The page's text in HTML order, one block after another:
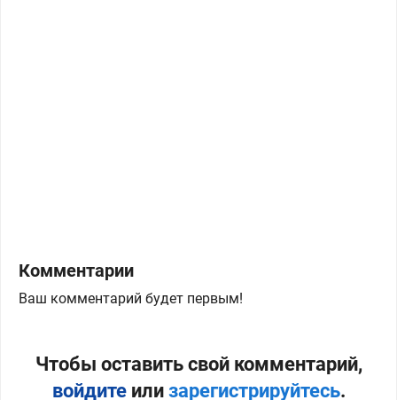
Комментарии
Ваш комментарий будет первым!
Чтобы оставить свой комментарий,
войдитеили зарегистрируйтесь.